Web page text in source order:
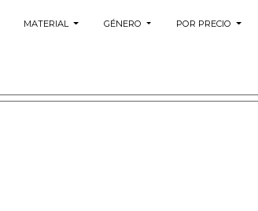
MATERIAL GÉNERO POR PRECIO